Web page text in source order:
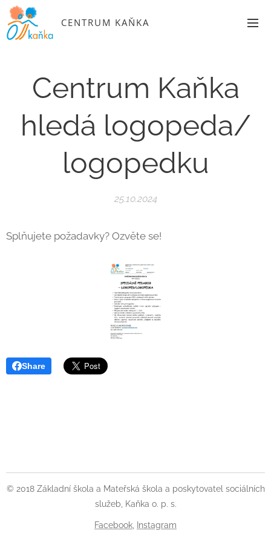
CENTRUM KAŇKA
Centrum Kaňka
hledá logopeda/
logopedku
25.10.2024
Splňujete požadavky? Ozvěte se!
Share
© 2018 Základní škola a Mateřská škola a poskytovatel sociálních
služeb, Kaňka o. p. s.
Facebook Instagram